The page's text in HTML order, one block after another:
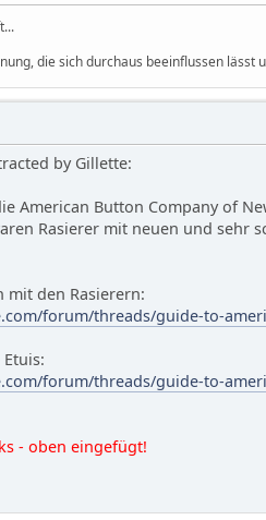
die sich durchaus beeinflussen lässt
by Gillette:
American Button Company of
Rasierer mit neuen und
mit den Rasierern:
forum/threads/guide-to-
forum/threads/guide-to-
- oben eingefügt!